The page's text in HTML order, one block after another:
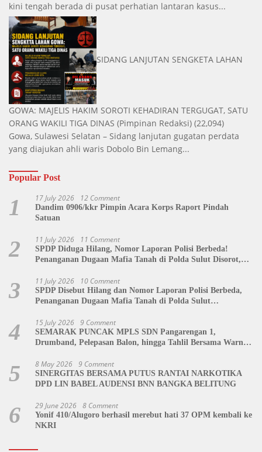
kini tengah berada di pusat perhatian lantaran kasus...
SIDANG LANJUTAN SENGKETA LAHAN
GOWA: MAJELIS HAKIM SOROTI KEHADIRAN TERGUGAT, SATU
ORANG WAKILI TIGA DINAS (Pimpinan Redaksi) (22,094)
Gowa, Sulawesi Selatan – Sidang lanjutan gugatan perdata
yang diajukan ahli waris Dobolo Bin Lemang...
Popular Post
1 17 July 2026 12 Comment
Dandim 0906/kkr Pimpin Acara Korps Raport Pindah
Satuan
2 11 July 2026 11 Comment
SPDP Diduga Hilang, Nomor Laporan Polisi Berbeda!
Penanganan Dugaan Mafia Tanah di Polda Sulut Disorot,
3 11 July 2026 10 Comment
SPDP Disebut Hilang dan Nomor Laporan Polisi Berbeda,
Penanganan Dugaan Mafia Tanah di Polda Sulut
4 15 July 2026 9 Comment
SEMARAK PUNCAK MPLS SDN Pangarengan 1,
Drumband, Pelepasan Balon, hingga Tahlil Bersama Warnai
5 8 May 2026 9 Comment
SINERGITAS BERSAMA PUTUS RANTAI NARKOTIKA
DPD LIN BABEL AUDENSI BNN BANGKA BELITUNG
6 29 June 2026 8 Comment
Yonif 410/Alugoro berhasil merebut hati 37 OPM kembali ke
NKRI